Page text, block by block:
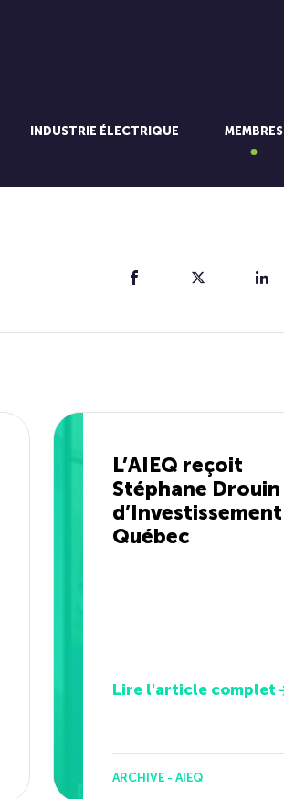
INDUSTRIE ÉLECTRIQUE MEMBRES
L’AIEQ reçoit
Stéphane Drouin
d’Investissement
Québec
Lire l'article complet
ARCHIVE - AIEQ